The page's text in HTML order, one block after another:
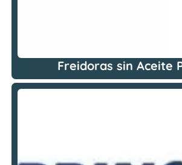
Freidoras sin Aceite